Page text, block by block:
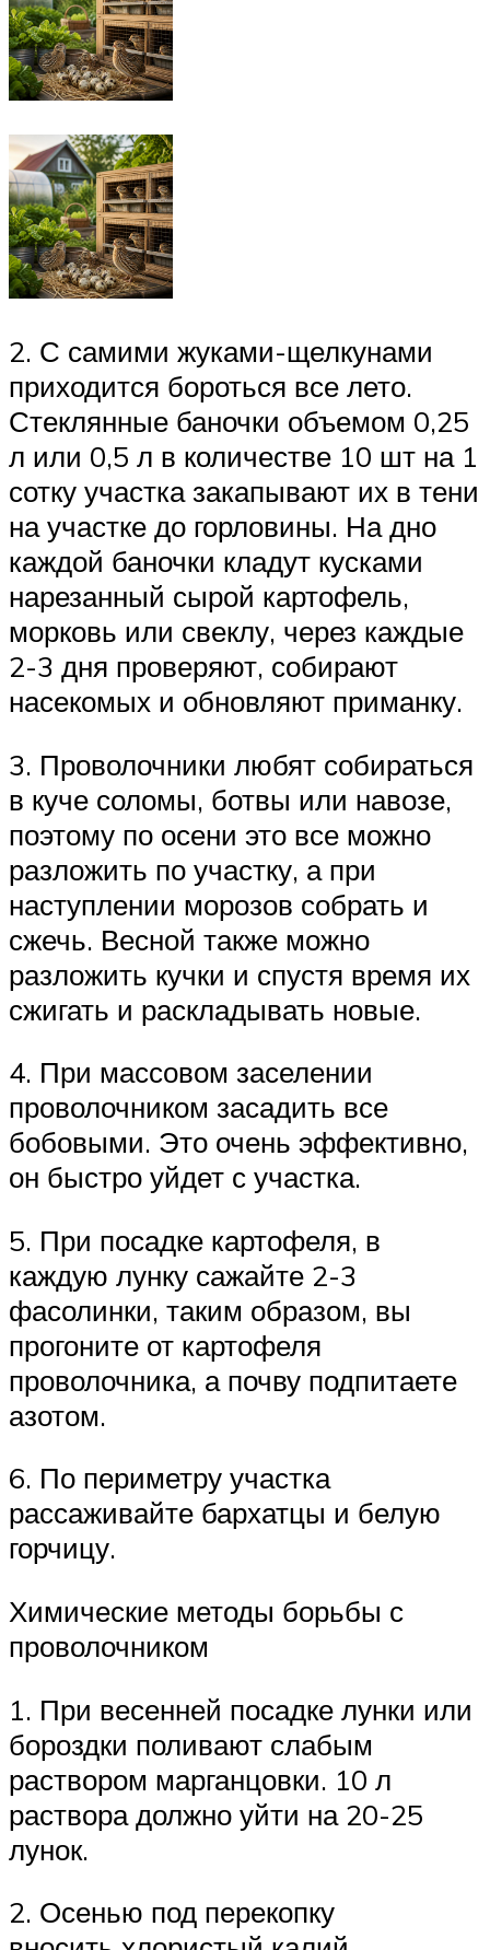
2. С самими жуками-щелкунами
приходится бороться все лето.
Стеклянные баночки объемом 0,25
л или 0,5 л в количестве 10 шт на 1
сотку участка закапывают их в тени
на участке до горловины. На дно
каждой баночки кладут кусками
нарезанный сырой картофель,
морковь или свеклу, через каждые
2-3 дня проверяют, собирают
насекомых и обновляют приманку.
3. Проволочники любят собираться
в куче соломы, ботвы или навозе,
поэтому по осени это все можно
разложить по участку, а при
наступлении морозов собрать и
сжечь. Весной также можно
разложить кучки и спустя время их
сжигать и раскладывать новые.
4. При массовом заселении
проволочником засадить все
бобовыми. Это очень эффективно,
он быстро уйдет с участка.
5. При посадке картофеля, в
каждую лунку сажайте 2-3
фасолинки, таким образом, вы
прогоните от картофеля
проволочника, а почву подпитаете
азотом.
6. По периметру участка
рассаживайте бархатцы и белую
горчицу.
Химические методы борьбы с
проволочником
1. При весенней посадке лунки или
бороздки поливают слабым
раствором марганцовки. 10 л
раствора должно уйти на 20-25
лунок.
2. Осенью под перекопку